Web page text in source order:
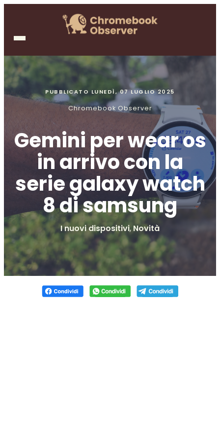
PUBBLICATO LUNEDÌ, 07 LUGLIO 2025
Chromebook Observer
Gemini per wear os
in arrivo con la
serie galaxy watch
8 di samsung
I nuovi dispositivi, Novità